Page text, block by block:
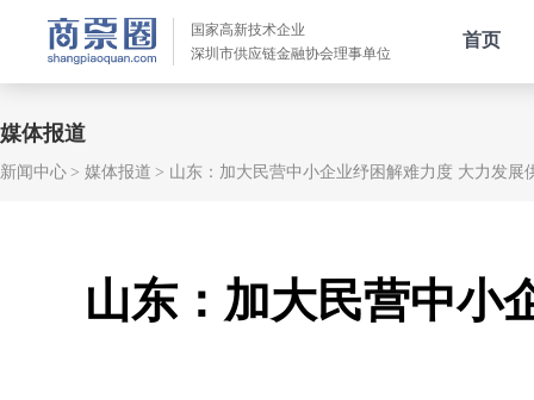
国家高新技术企业
深圳市供应链金融协会理事单位
首页
媒体报道
新闻中心 媒体报道 山东：加大民营中小企业纾困解难力度 大力发展
山东：加大民营中小